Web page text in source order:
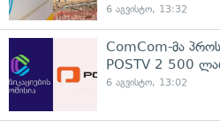
6 აგვისტო, 13:32
ComCom-მა
POSTV 2 500
6 აგვისტო, 13:02